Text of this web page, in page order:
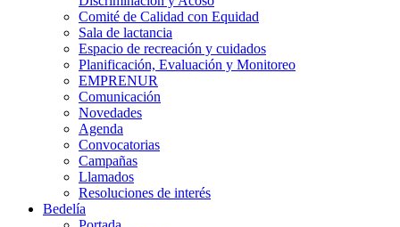
Comité de Calidad con Equidad
Sala de lactancia
Espacio de recreación y cuidados
Planificación, Evaluación y Monitoreo
EMPRENUR
Comunicación
Novedades
Agenda
Convocatorias
Campañas
Llamados
Resoluciones de interés
Bedelía